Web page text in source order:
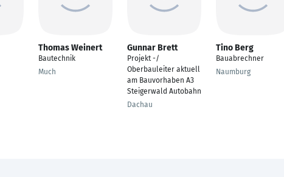
Thomas Weinert
Bautechnik
Much
Gunnar Brett
Projekt -/
Oberbauleiter aktuell
am Bauvorhaben A3
Steigerwald Autobahn
Dachau
Tino Berg
Bauabrechner
Naumburg